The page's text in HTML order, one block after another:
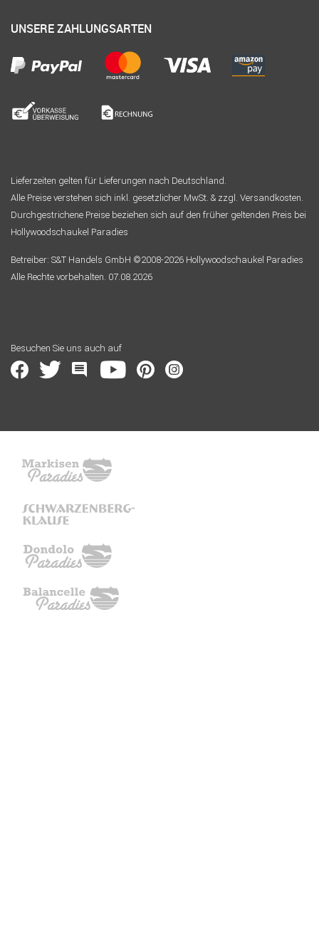
UNSERE ZAHLUNGSARTEN
Lieferzeiten gelten für Lieferungen nach Deutschland.
Alle Preise verstehen sich inkl. gesetzlicher MwSt. & zzgl. Versandkosten.
Durchgestrichene Preise beziehen sich auf den früher geltenden Preis bei
Hollywoodschaukel Paradies
Betreiber: S&T Handels GmbH ©2008-2026 Hollywoodschaukel Paradies
Alle Rechte vorbehalten. 07.08.2026
Besuchen Sie uns auch auf